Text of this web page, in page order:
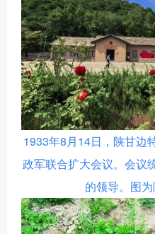
1933年8月14日，陕甘边
政军联合扩大会议。会议
的领导。 图